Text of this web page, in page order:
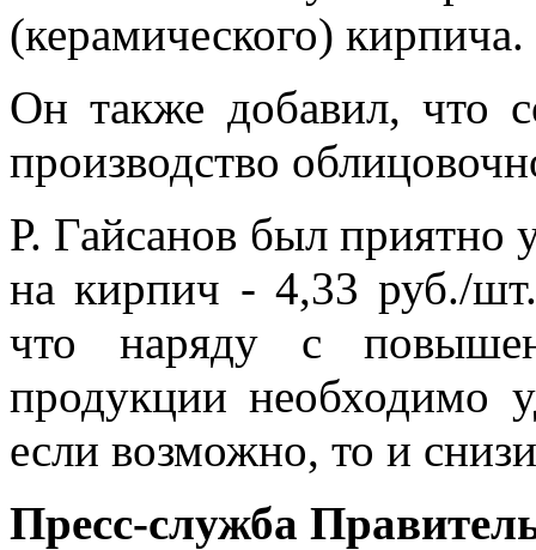
(керамического) кирпича.
Он также добавил, что
производство
Р. Гайсанов был приятно
на кирпич - 4,33 руб./
что наряду с
продукции необходимо
если возможно, то и
Пресс-служба